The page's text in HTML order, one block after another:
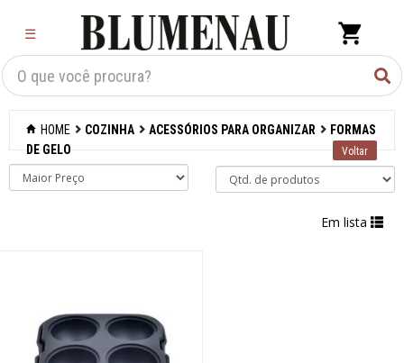
☰
Criar Lista×
Organização
Cozinha
Acessórios para
Acessórios para
organizar
HOME COZINHA ACESSÓRIOS PARA ORGANIZAR
FORMAS
DE GELO
Em lista